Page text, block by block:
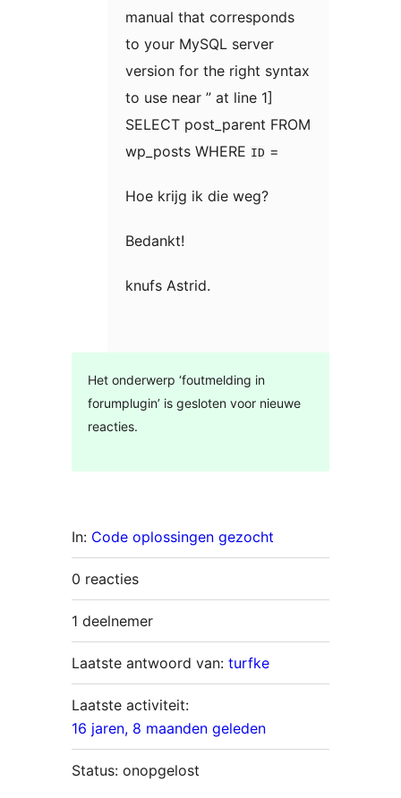
manual that corresponds
to your MySQL server
version for the right syntax
to use near ” at line 1]
SELECT post_parent FROM
wp_posts WHERE ID =
Hoe krijg ik die weg?
Bedankt!
knufs Astrid.
Het onderwerp ‘foutmelding in
forumplugin’ is gesloten voor nieuwe
reacties.
In: Code oplossingen gezocht
0 reacties
1 deelnemer
Laatste antwoord van: turfke
Laatste activiteit:
16 jaren, 8 maanden geleden
Status: onopgelost